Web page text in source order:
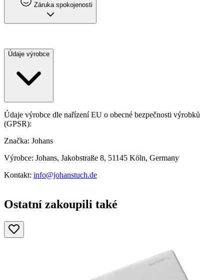
Záruka spokojenosti
Údaje výrobce
Údaje výrobce dle nařízení EU o obecné bezpečnosti výrobků
(GPSR):
Značka: Johans
Výrobce: Johans, Jakobstraße 8, 51145 Köln, Germany
Kontakt: info@johanstuch.de
Ostatní zakoupili také